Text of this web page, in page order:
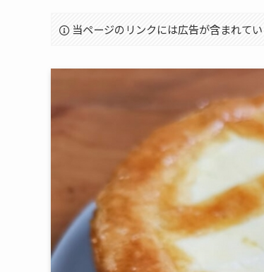
当ページのリンクには広告が含まれてい